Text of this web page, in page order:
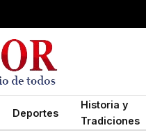
Deportes
Historia y
Tradiciones